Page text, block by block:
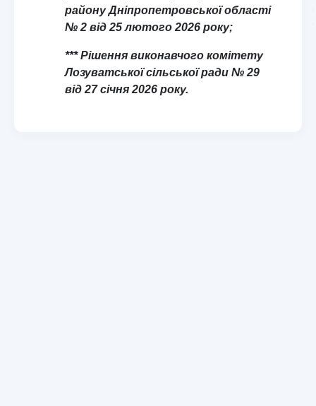
району Дніпропетровської області
№ 2 від 25 лютого 2026 року;
*** Рішення виконавчого комітету
Лозуватської сільської ради № 29
від 27 січня 2026 року.